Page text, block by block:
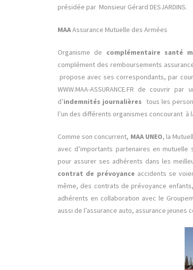
présidée par Monsieur Gérard DESJARDINS.
MAAAssurance Mutuelle des Armées
Organisme de complémentaire santé
complément des remboursements
propose avec ses correspondants, par
WWW.MAA-ASSURANCE.FR de couvrir
d’indemnités journalières tous les
l’un des différents organismes concourant à
Comme son concurrent, MAA UNEO, la
avec d’importants partenaires en mutuelle
pour assurer ses adhérents dans les
contrat de prévoyance accidents se
même, des contrats de prévoyance
adhérents en collaboration avec le
aussi de l’assurance auto, assurance